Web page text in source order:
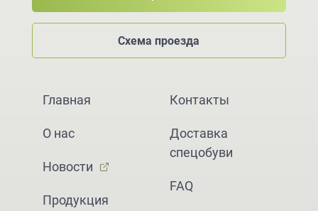
Схема проезда
Главная
О нас
Новости
Продукция
Контакты
Доставка
спецобуви
FAQ